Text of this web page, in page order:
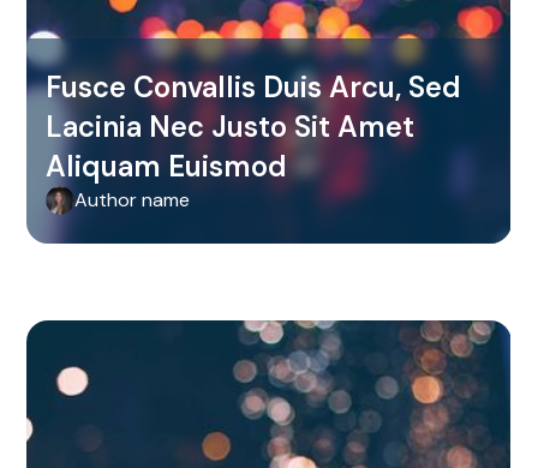
Fusce Convallis Duis Arcu, Sed
Lacinia Nec Justo Sit Amet
Aliquam Euismod
Author name